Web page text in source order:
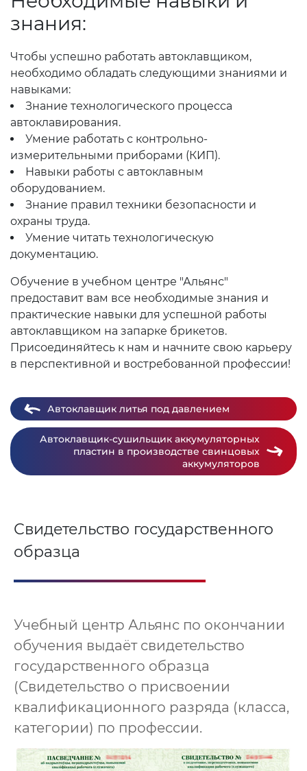
знания:
Чтобы успешно работать автоклавщиком,
необходимо обладать следующими знаниями и
навыками:
Знание технологического процесса
автоклавирования.
Умение работать с контрольно-
измерительными приборами (КИП).
Навыки работы с автоклавным
оборудованием.
Знание правил техники безопасности и
охраны труда.
Умение читать технологическую
документацию.
Обучение в учебном центре "Альянс"
предоставит вам все необходимые знания и
практические навыки для успешной работы
автоклавщиком на запарке брикетов.
Присоединяйтесь к нам и начните свою карьеру
в перспективной и востребованной профессии!
Автоклавщик литья под давлением
Автоклавщик-сушильщик аккумуляторных
пластин в производстве свинцовых
аккумуляторов
Свидетельство государственного
образца
Учебный центр Альянс по окончании
обучения выдаёт свидетельство
государственного образца
(Свидетельство о присвоении
квалификационного разряда (класса,
категории) по профессии.